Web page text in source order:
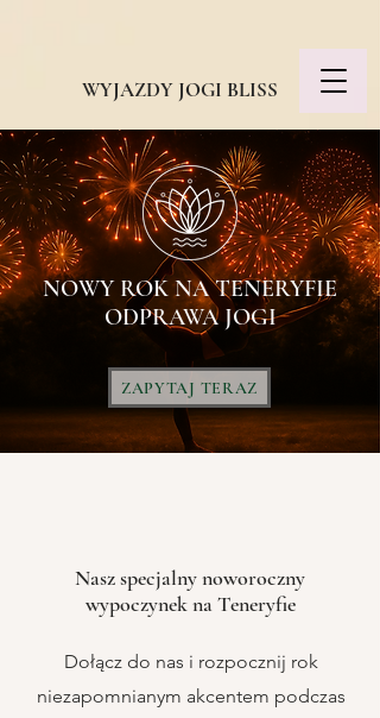
WYJAZDY JOGI BLISS
NOWY ROK NA TENERYFIE
ODPRAWA JOGI
ZAPYTAJ TERAZ
Nasz specjalny noworoczny
wypoczynek na Teneryfie
Dołącz do nas i rozpocznij rok
niezapomnianym akcentem podczas